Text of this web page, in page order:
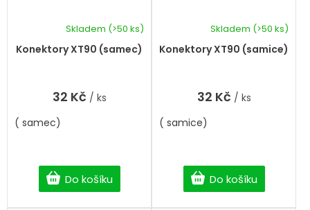
Konektory XT90 (samec)
Skladem (>50 ks)
32 Kč / ks
Do košíku
( samec)
Konektory XT90 (samice)
Skladem (>50 ks)
32 Kč / ks
Do košíku
( samice)